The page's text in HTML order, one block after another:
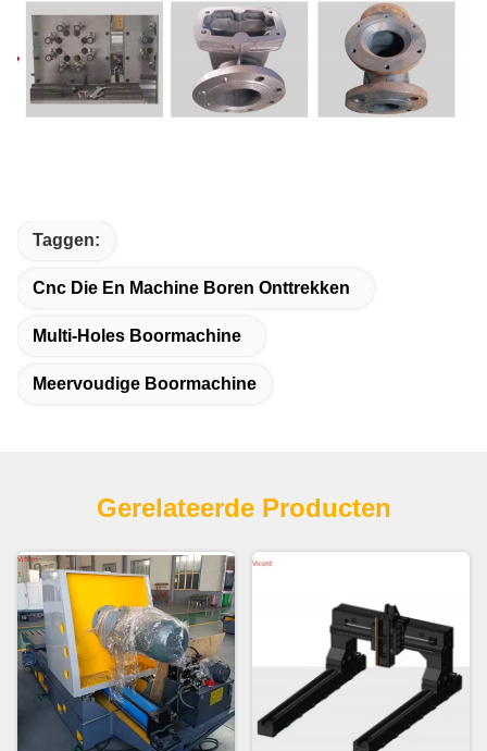
Taggen:
Cnc Die En Machine Boren Onttrekken
Multi-Holes Boormachine
Meervoudige Boormachine
Gerelateerde Producten